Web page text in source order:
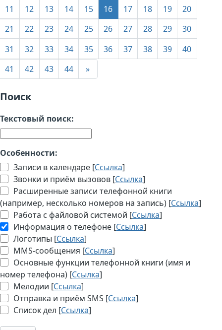
11
12 13 14 15 16 17 18 19
20
21
22 23 24 25 26 27 28 29
30
31
32 33 34 35 36 37 38 39
40
41
42 43 44 »
Поиск
Текстовый поиск:
Особенности:
Записи в календаре [Ссылка]
Звонки и приём вызовов [Ссылка]
Расширенные записи телефонной книги
(например, несколько номеров на запись) [Ссылка]
Работа с файловой системой [Ссылка]
Информация о телефоне [Ссылка]
Логотипы [Ссылка]
MMS-сообщения [Ссылка]
Основные функции телефонной книги (имя и
номер телефона) [Ссылка]
Мелодии [Ссылка]
Отправка и приём SMS [Ссылка]
Список дел [Ссылка]